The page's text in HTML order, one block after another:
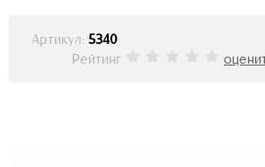
Артикул: 5340
Рейтинг